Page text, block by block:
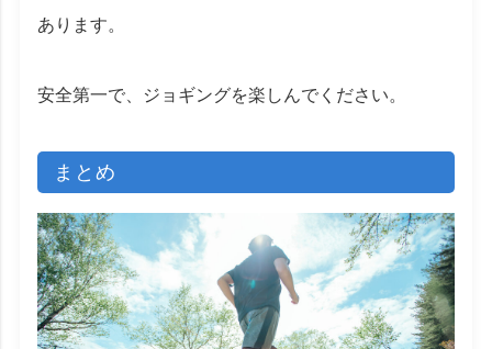
あります。
安全第一で、ジョギングを楽しんでください。
まとめ